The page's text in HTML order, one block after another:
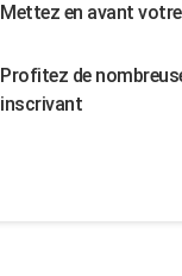
Mettez en avant
Profitez de
inscrivant